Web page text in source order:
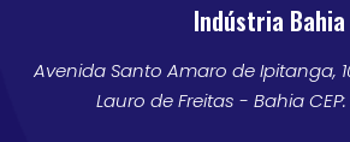
Indústria Bahia
Avenida Santo Amaro de Ipitanga,
Lauro de Freitas - Bahia CEP: